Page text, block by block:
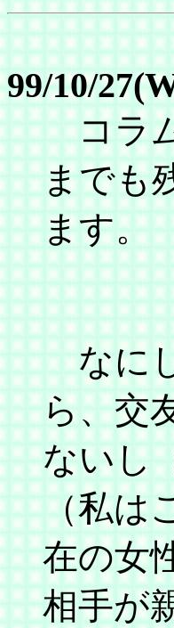
99/10/
コラム
までも
ます。
なにし
ら、交
ないし
（私は
在の女
相手が